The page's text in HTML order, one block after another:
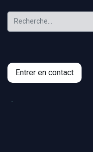
Entrer en contact